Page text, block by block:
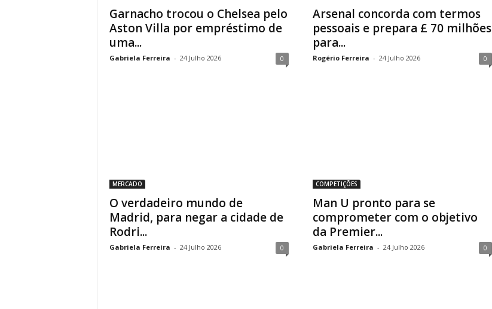
Garnacho trocou o Chelsea pelo
Aston Villa por empréstimo de
uma...
Gabriela Ferreira - 24 Julho 2026 0
Arsenal concorda com termos
pessoais e prepara £ 70 milhões
para...
Rogério Ferreira - 24 Julho 2026 0
MERCADO
O verdadeiro mundo de
Madrid, para negar a cidade de
Rodri...
Gabriela Ferreira - 24 Julho 2026 0
COMPETIÇÕES
Man U pronto para se
comprometer com o objetivo
da Premier...
Gabriela Ferreira - 24 Julho 2026 0